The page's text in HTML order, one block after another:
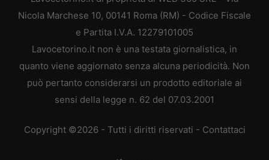
Nicola Marchese 10, 00141 Roma (RM) - Codice Fiscale
e Partita I.V.A. 12279101005
Lavocetorino.it non è una testata giornalistica, in
quanto viene aggiornato senza alcuna periodicità. Non
può pertanto considerarsi un prodotto editoriale ai
sensi della legge n. 62 del 07.03.2001
Copyright ©2026 - Tutti i diritti riservati - Contattaci